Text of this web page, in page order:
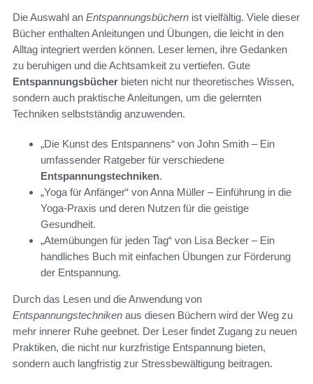
Die Auswahl an Entspannungsbüchern ist vielfältig. Viele dieser
Bücher enthalten Anleitungen und Übungen, die leicht in den
Alltag integriert werden können. Leser lernen, ihre Gedanken
zu beruhigen und die Achtsamkeit zu vertiefen. Gute
Entspannungsbücher bieten nicht nur theoretisches Wissen,
sondern auch praktische Anleitungen, um die gelernten
Techniken selbstständig anzuwenden.
„Die Kunst des Entspannens“ von John Smith – Ein
umfassender Ratgeber für verschiedene
Entspannungstechniken.
„Yoga für Anfänger“ von Anna Müller – Einführung in die
Yoga-Praxis und deren Nutzen für die geistige
Gesundheit.
„Atemübungen für jeden Tag“ von Lisa Becker – Ein
handliches Buch mit einfachen Übungen zur Förderung
der Entspannung.
Durch das Lesen und die Anwendung von
Entspannungstechniken aus diesen Büchern wird der Weg zu
mehr innerer Ruhe geebnet. Der Leser findet Zugang zu neuen
Praktiken, die nicht nur kurzfristige Entspannung bieten,
sondern auch langfristig zur Stressbewältigung beitragen.